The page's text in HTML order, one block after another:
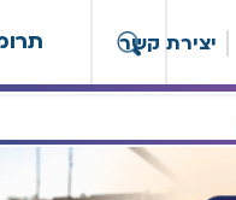
יצירת קשר